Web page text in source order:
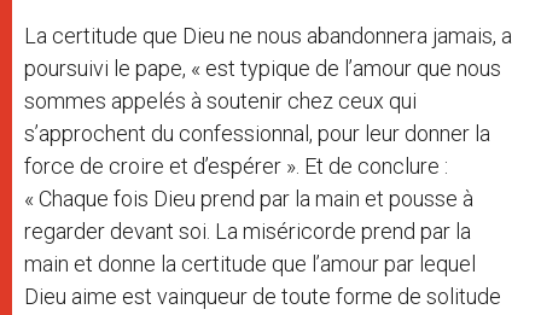
La certitude que Dieu ne nous abandonnera jamais, a
poursuivi le pape, « est typique de l’amour que nous
sommes appelés à soutenir chez ceux qui
s’approchent du confessionnal, pour leur donner la
force de croire et d’espérer ». Et de conclure :
« Chaque fois Dieu prend par la main et pousse à
regarder devant soi. La miséricorde prend par la
main et donne la certitude que l’amour par lequel
Dieu aime est vainqueur de toute forme de solitude